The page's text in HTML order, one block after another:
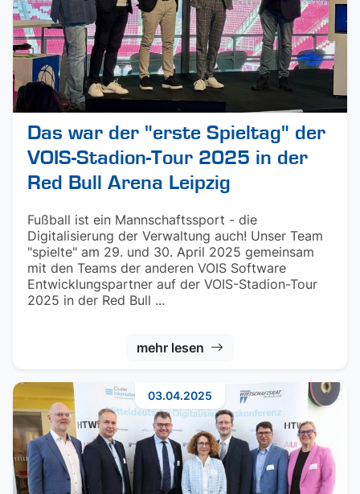
Das war der "erste Spieltag" der
VOIS-Stadion-Tour 2025 in der
Red Bull Arena Leipzig
Fußball ist ein Mannschaftssport - die
Digitalisierung der Verwaltung auch! Unser Team
"spielte" am 29. und 30. April 2025 gemeinsam
mit den Teams der anderen VOIS Software
Entwicklungspartner auf der VOIS-Stadion-Tour
2025 in der Red Bull ...
mehr lesen
03.04.2025